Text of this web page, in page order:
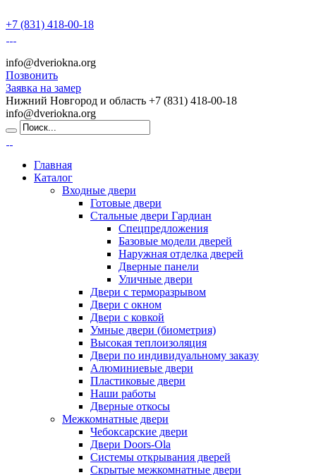
+7 (831) 418-00-18
info@dveriokna.org
Позвонить
Заявка на замер
Нижний Новгород и область +7 (831) 418-00-18
info@dveriokna.org
Главная
Каталог
Входные двери
Готовые двери
Стальные двери Гардиан
Спецпредложения
Базовые модели дверей
Наружная отделка дверей
Дверные панели
Уличные двери
Двери с терморазрывом
Двери с окном
Двери с ковкой
Умные двери (биометрия)
Высокая теплоизоляция
Двери по индивидуальному заказу
Алюминиевые двери
Пластиковые двери
Наши работы
Дверные откосы
Межкомнатные двери
Чебоксарские двери
Двери Doors-Ola
Системы открывания дверей
Скрытые межкомнатные двери